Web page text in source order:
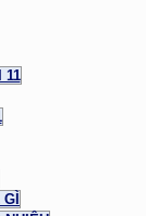
11
GÌ